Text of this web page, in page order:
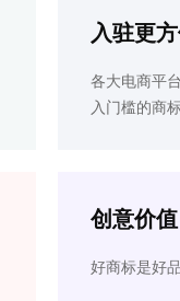
入驻更
各大电商平
入门槛的商
创意价值
好商标是好